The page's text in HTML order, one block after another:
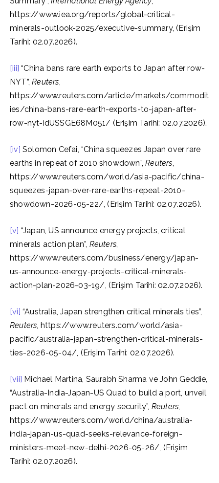
https://www.iea.org/reports/global-critical-
minerals-outlook-2025/executive-summary, (Erişim
Tarihi: 02.07.2026).
[iii] “China bans rare earth exports to Japan after row-
NYT”,Reuters,
https://www.reuters.com/article/markets/commodit
ies/china-bans-rare-earth-exports-to-japan-after-
row-nyt-idUSSGE68M051/ (Erişim Tarihi: 02.07.2026).
[iv] Solomon Cefai, “China squeezes Japan over rare
earths in repeat of 2010 showdown”,Reuters,
https://www.reuters.com/world/asia-pacific/china-
squeezes-japan-over-rare-earths-repeat-2010-
showdown-2026-05-22/, (Erişim Tarihi: 02.07.2026).
[v] “Japan, US announce energy projects, critical
minerals action plan”, Reuters,
https://www.reuters.com/business/energy/japan-
us-announce-energy-projects-critical-minerals-
action-plan-2026-03-19/, (Erişim Tarihi: 02.07.2026).
[vi] “Australia, Japan strengthen critical minerals ties”,
Reuters, https://www.reuters.com/world/asia-
pacific/australia-japan-strengthen-critical-minerals-
ties-2026-05-04/, (Erişim Tarihi: 02.07.2026).
[vii] Michael Martina, Saurabh Sharma ve John Geddie,
“Australia-India-Japan-US Quad to build a port, unveil
pact on minerals and energy security”, Reuters,
https://www.reuters.com/world/china/australia-
india-japan-us-quad-seeks-relevance-foreign-
ministers-meet-new-delhi-2026-05-26/, (Erişim
Tarihi: 02.07.2026).